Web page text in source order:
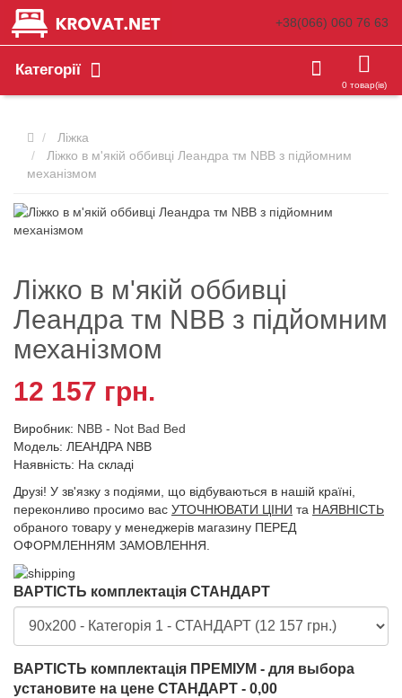
+38(066) 060 76 63
Категорії
0 товар(ів)
Ліжка
Ліжко в м'якій оббивці Леандра тм NBB з підйомним
механізмом
Ліжко в м'якій оббивці
Леандра тм NBB з підйомним
механізмом
12 157 грн.
Виробник: NBB - Not Bad Bed
Модель: ЛЕАНДРА NBB
Наявність: На складі
Друзі! У зв'язку з подіями, що відбуваються в нашій країні,
переконливо просимо вас УТОЧНЮВАТИ ЦІНИ та НАЯВНІСТЬ
обраного товару у менеджерів магазину ПЕРЕД
ОФОРМЛЕННЯМ ЗАМОВЛЕННЯ.
ВАРТІСТЬ комплектація СТАНДАРТ
ВАРТІСТЬ комплектація ПРЕМІУМ - для выбора
установите на цене СТАНДАРТ - 0,00